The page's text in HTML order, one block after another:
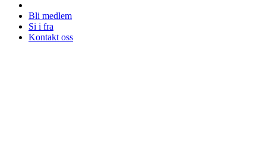
Bli medlem
Si i fra
Kontakt oss